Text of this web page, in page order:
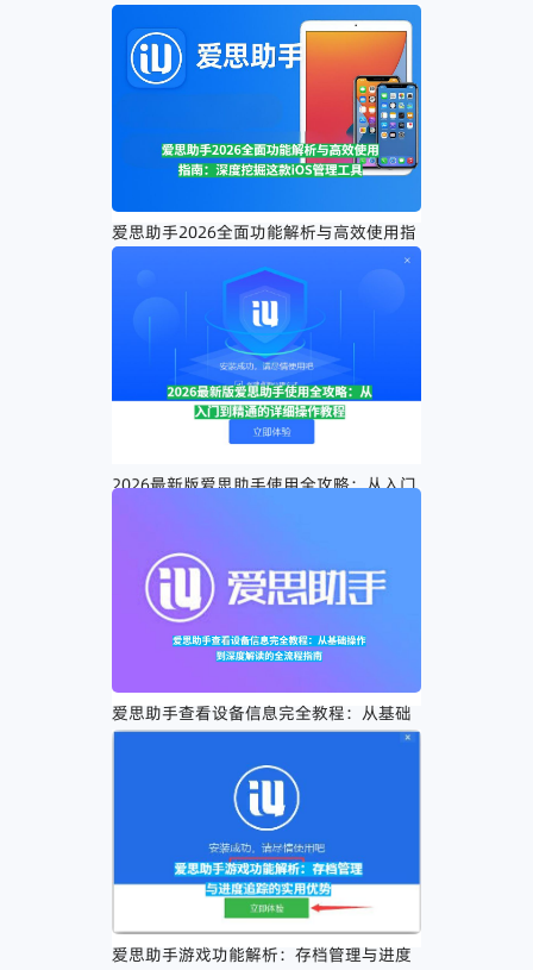
爱思助手2026全面功能解析与高效使用指
2026最新版爱思助手使用全攻略：从入门
爱思助手查看设备信息完全教程：从基础
操作到深度解读的全流程指南
爱思助手游戏功能解析：存档管理与进度